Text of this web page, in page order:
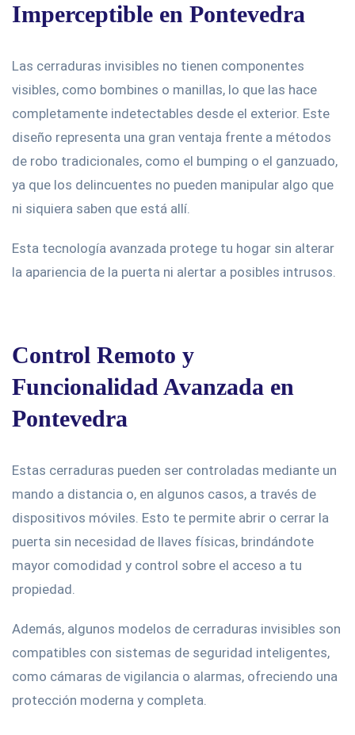
Imperceptible en Pontevedra
Las cerraduras invisibles no tienen componentes
visibles, como bombines o manillas, lo que las hace
completamente indetectables desde el exterior. Este
diseño representa una gran ventaja frente a métodos
de robo tradicionales, como el bumping o el ganzuado,
ya que los delincuentes no pueden manipular algo que
ni siquiera saben que está allí.
Esta tecnología avanzada protege tu hogar sin alterar
la apariencia de la puerta ni alertar a posibles intrusos.
Control Remoto y
Funcionalidad Avanzada en
Pontevedra
Estas cerraduras pueden ser controladas mediante un
mando a distancia o, en algunos casos, a través de
dispositivos móviles. Esto te permite abrir o cerrar la
puerta sin necesidad de llaves físicas, brindándote
mayor comodidad y control sobre el acceso a tu
propiedad.
Además, algunos modelos de cerraduras invisibles son
compatibles con sistemas de seguridad inteligentes,
como cámaras de vigilancia o alarmas, ofreciendo una
protección moderna y completa.